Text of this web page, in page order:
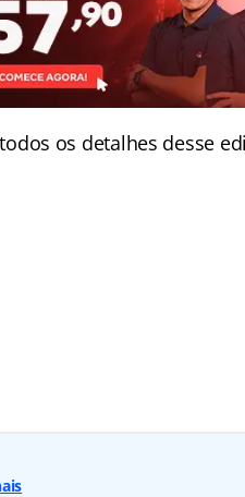
os detalhes desse